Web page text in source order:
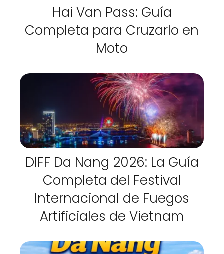
Hai Van Pass: Guía
Completa para Cruzarlo en
Moto
DIFF Da Nang 2026: La Guía
Completa del Festival
Internacional de Fuegos
Artificiales de Vietnam